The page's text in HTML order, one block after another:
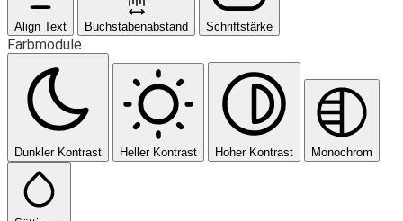
Align Text Buchstabenabstand Schriftstärke
Farbmodule
Dunkler Kontrast Heller Kontrast Hoher Kontrast Monochrom